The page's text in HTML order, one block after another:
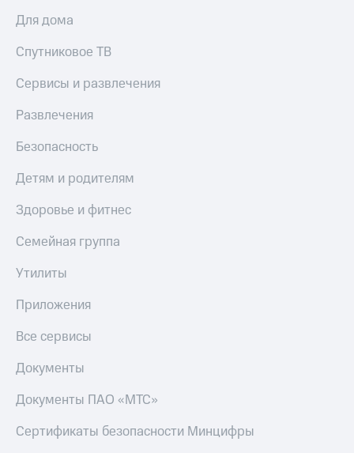
Для дома
Спутниковое ТВ
Сервисы и развлечения
Развлечения
Безопасность
Детям и родителям
Здоровье и фитнес
Семейная группа
Утилиты
Приложения
Все сервисы
Документы
Документы ПАО «МТС»
Сертификаты безопасности Минцифры